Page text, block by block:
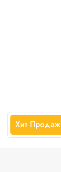
Хит Продаж